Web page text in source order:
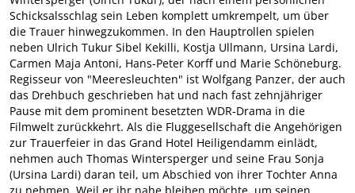
Schicksalsschlag sein Leben komplett umkrempelt, um über
die Trauer hinwegzukommen. In den Hauptrollen spielen
neben Ulrich Tukur Sibel Kekilli, Kostja Ullmann, Ursina Lardi,
Carmen Maja Antoni, Hans-Peter Korff und Marie Schöneburg.
Regisseur von "Meeresleuchten" ist Wolfgang Panzer, der auch
das Drehbuch geschrieben hat und nach fast zehnjähriger
Pause mit dem prominent besetzten WDR-Drama in die
Filmwelt zurückkehrt. Als die Fluggesellschaft die Angehörigen
zur Trauerfeier in das Grand Hotel Heiligendamm einlädt,
nehmen auch Thomas Wintersperger und seine Frau Sonja
(Ursina Lardi) daran teil, um Abschied von ihrer Tochter Anna